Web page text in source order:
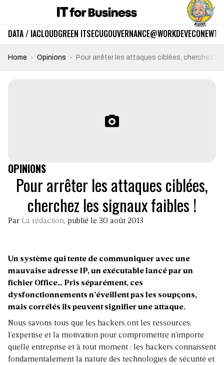
DATA / IACLOUDGREEN ITSECUGOUVERNANCE@WORKDEVECO
Home Opinions Pour arrêter les attaques ciblées, cherchez
OPINIONS
Pour arrêter les attaques ciblées,
cherchez les signaux faibles !
Par La rédaction, publié le 30 août 2013
Un système qui tente de communiquer avec une
mauvaise adresse IP, un exécutable lancé par un
fichier Office… Pris séparément, ces
dysfonctionnements n’éveillent pas les soupçons,
mais corrélés ils peuvent signifier une attaque.
Nous savons tous que les hackers ont les ressources,
l’expertise et la motivation pour compromettre n’importe
quelle entreprise et à tout moment ; les hackers connaissent
fondamentalement la nature des technologies de sécurité et